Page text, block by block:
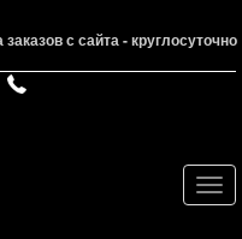
с сайта - круглосуточно